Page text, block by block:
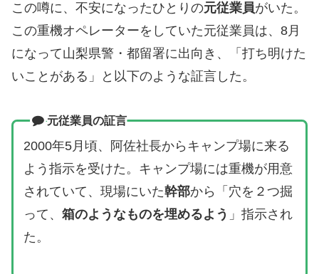
この噂に、不安になったひとりの元従業員がいた。
この重機オペレーターをしていた元従業員は、8月
になって山梨県警・都留署に出向き、「打ち明けた
いことがある」と以下のような証言した。
元従業員の証言
2000年5月頃、阿佐社長からキャンプ場に来る
よう指示を受けた。キャンプ場には重機が用意
されていて、現場にいた幹部から「穴を２つ掘
って、箱のようなものを埋めるよう 」指示され
た。